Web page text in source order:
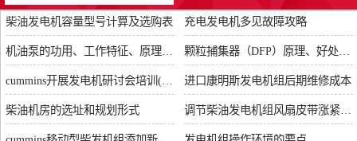
柴油发电机容量型号计算及选购表 充电发电机多见故障攻略
进口康明斯发电机组后期维修成本
柴油机房的选址和规划形式